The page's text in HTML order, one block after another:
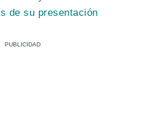
de su presentación